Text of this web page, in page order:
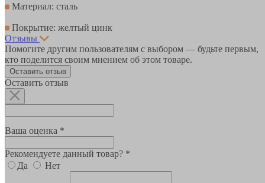
Материал: сталь
Покрытие: желтый цинк
Отзывы
Помогите другим пользователям с выбором — будьте первым,
кто поделится своим мнением об этом товаре.
Оставить отзыв
Оставить отзыв
Ваша оценка *
Рекомендуете данный товар? *
Да
Нет